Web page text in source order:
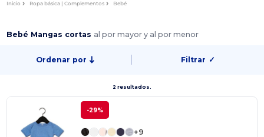
Inicio Ropa básica | Complementos Bebé
Bebé Mangas cortas al por mayor y al por menor
Ordenar por Filtrar ✓
2 resultados.
-29%
+9